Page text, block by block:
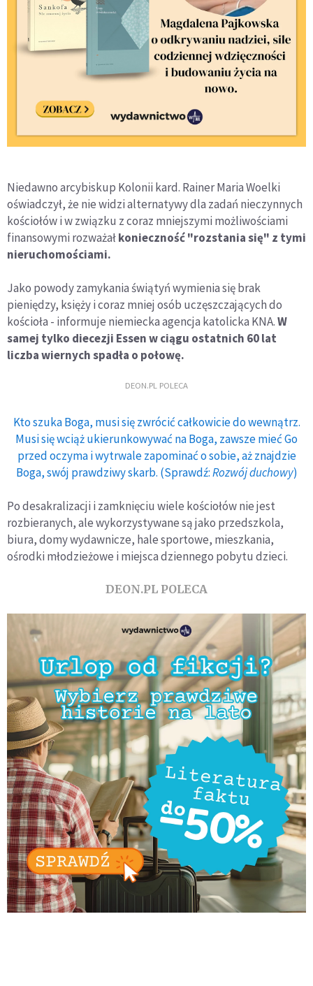
Niedawno arcybiskup Kolonii kard. Rainer Maria Woelki
oświadczył, że nie widzi alternatywy dla zadań nieczynnych
kościołów i w związku z coraz mniejszymi możliwościami
finansowymi rozważałkonieczność "rozstania się" z tymi
nieruchomościami.
Jako powody zamykania świątyń wymienia się brak
pieniędzy, księży i coraz mniej osób uczęszczających do
kościoła - informuje niemiecka agencja katolicka KNA.W
samej tylko diecezji Essen w ciągu ostatnich 60 lat
liczba wiernych spadła o połowę.
DEON.PL POLECA
Kto szuka Boga, musi się zwrócić całkowicie do wewnątrz.
Musi się wciąż ukierunkowywać na Boga, zawsze mieć Go
przed oczyma i wytrwale zapominać o sobie, aż znajdzie
Boga, swój prawdziwy skarb. (Sprawdź:Rozwój duchowy)
Po desakralizacji i zamknięciu wiele kościołów nie jest
rozbieranych, ale wykorzystywane są jako przedszkola,
biura, domy wydawnicze, hale sportowe, mieszkania,
ośrodki młodzieżowe i miejsca dziennego pobytu dzieci.
DEON.PL POLECA